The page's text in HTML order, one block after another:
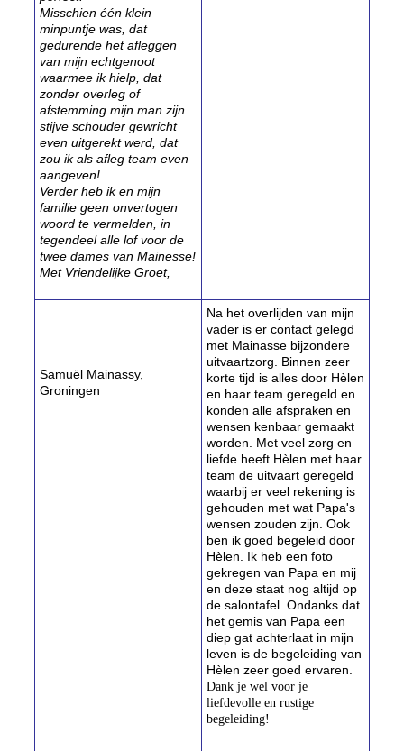
Misschien één klein
minpuntje was, dat
gedurende het afleggen
van mijn echtgenoot
waarmee ik hielp, dat
zonder overleg of
afstemming mijn man zijn
stijve schouder gewricht
even uitgerekt werd, dat
zou ik als afleg team even
aangeven!
Verder heb ik en mijn
familie geen onvertogen
woord te vermelden, in
tegendeel alle lof voor de
twee dames van Mainesse!
Met Vriendelijke Groet,
Samuël Mainassy,
Groningen
Na het overlijden van mijn
vader is er contact gelegd
met Mainasse bijzondere
uitvaartzorg. Binnen zeer
korte tijd is alles door Hèlen
en haar team geregeld en
konden alle afspraken en
wensen kenbaar gemaakt
worden. Met veel zorg en
liefde heeft Hèlen met haar
team de uitvaart geregeld
waarbij er veel rekening is
gehouden met wat Papa's
wensen zouden zijn. Ook
ben ik goed begeleid door
Hèlen. Ik heb een foto
gekregen van Papa en mij
en deze staat nog altijd op
de salontafel. Ondanks dat
het gemis van Papa een
diep gat achterlaat in mijn
leven is de begeleiding van
Hèlen zeer goed ervaren.
Dank je wel voor je
liefdevolle en rustige
begeleiding!